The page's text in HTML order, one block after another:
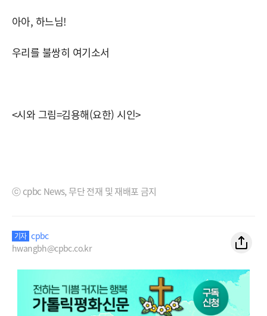
아아, 하느님!
우리를 불쌍히 여기소서
<시와 그림=김용해(요한) 시인>
ⓒ cpbc News, 무단 전재 및 재배포 금지
기자 cpbc
hwangbh@cpbc.co.kr